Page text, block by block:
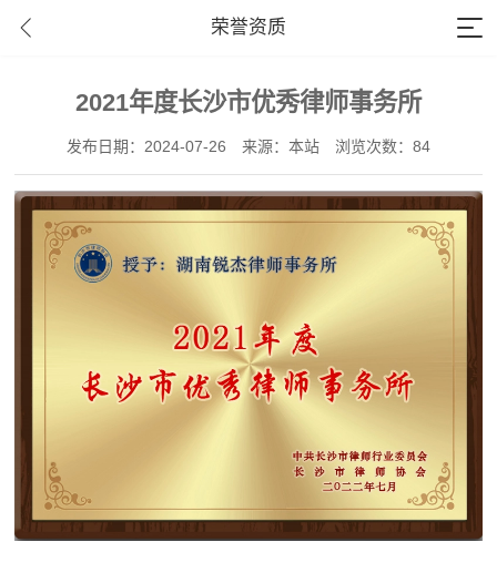
荣誉资质
2021年度长沙市优秀律师事务所
发布日期：2024-07-26 来源：本站 浏览次数：84